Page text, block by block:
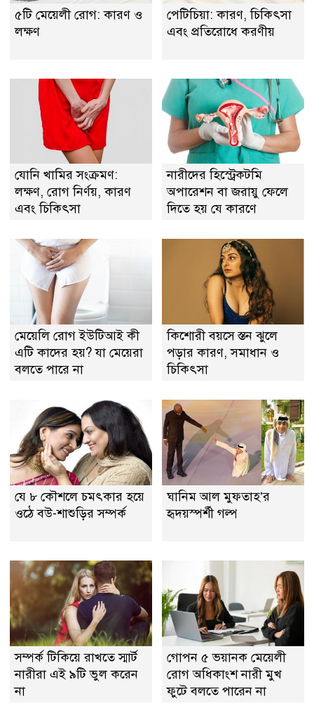
৫টি মেয়েলী রোগ: কারণ ও
লক্ষণ
পেটিচিয়া: কারণ, চিকিৎসা
এবং প্রতিরোধে করণীয়
যোনি খামির সংক্রমণ:
লক্ষণ, রোগ নির্ণয়, কারণ
এবং চিকিৎসা
নারীদের হিস্ট্রেকটমি
অপারেশন বা জরায়ু ফেলে
দিতে হয় যে কারণে
মেয়েলি রোগ ইউটিআই কী
এটি কাদের হয়? যা মেয়েরা
বলতে পারে না
কিশোরী বয়সে স্তন ঝুলে
পড়ার কারণ, সমাধান ও
চিকিৎসা
যে ৮ কৌশলে চমৎকার হয়ে
ওঠে বউ-শাশুড়ির সম্পর্ক
ঘানিম আল মুফতাহ’র
হৃদয়স্পর্শী গল্প
সম্পর্ক টিকিয়ে রাখতে স্মার্ট
নারীরা এই ৯টি ভুল করেন
না
গোপন ৫ ভয়ানক মেয়েলী
রোগ অধিকাংশ নারী মুখ
ফুটে বলতে পারেন না